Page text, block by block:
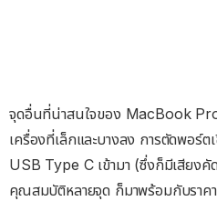
จุดอื่นที่น่าสนใจของ MacBook
เครื่องที่เล็กและบางลง การตัดพอร์
USB Type C เข้ามา (ซึ่งก็มีเสียงคั
คุณสมบัติหลายจุด ก็มาพร้อมกับราค